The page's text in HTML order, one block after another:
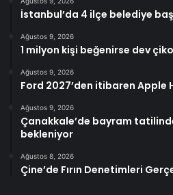
İstanbul’da 4 ilçe belediye
Ağustos 9, 2026
1 milyon kişi beğenirse dev
Ağustos 9, 2026
Ford 2027’den itibaren
Ağustos 9, 2026
Çanakkale’de bayram
bekleniyor
Ağustos 8, 2026
Çine’de Fırın Denetimleri